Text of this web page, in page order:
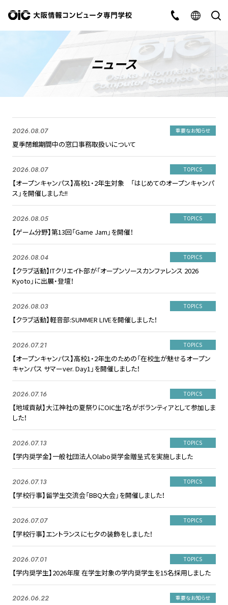
ニュース
2026.08.07 重要なお知らせ
夏季閉館期間中の窓口事務取扱いについて
2026.08.07 TOPICS
【オープンキャンパス】高校1・2年生対象 「はじめてのオープンキャンパ
ス」を開催しました!!
2026.08.05 TOPICS
【ゲーム分野】第13回「Game Jam」を開催！
2026.08.04 TOPICS
【クラブ活動】ITクリエイト部が「オープンソースカンファレンス 2026
Kyoto」に出展・登壇！
2026.08.03 TOPICS
【クラブ活動】軽音部:SUMMER LIVEを開催しました！
2026.07.21 TOPICS
【オープンキャンパス】高校1・2年生のための「在校生が魅せるオープン
キャンパス サマーver. Day1」を開催しました！
2026.07.16 TOPICS
【地域貢献】大江神社の夏祭りにOIC生7名がボランティアとして参加しま
した！
2026.07.13 TOPICS
【学内奨学金】一般社団法人Olabo奨学金贈呈式を実施しました
2026.07.13 TOPICS
【学校行事】留学生交流会「BBQ大会」を開催しました！
2026.07.07 TOPICS
【学校行事】エントランスに七夕の装飾をしました！
2026.07.01 TOPICS
【学内奨学生】2026年度 在学生対象の学内奨学生を15名採用しました
2026.06.22 重要なお知らせ